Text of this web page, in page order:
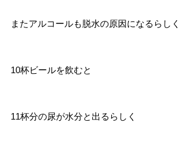
またアルコールも脱水の原因になるらしく
10杯ビールを飲むと
11杯分の尿が水分と出るらしく